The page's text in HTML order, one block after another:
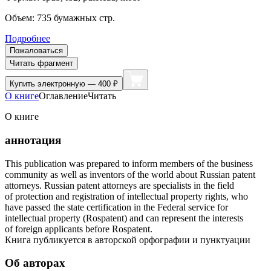
Объем: 735 бумажных стр.
Подробнее
Пожаловаться
Читать фрагмент
Купить электронную — 400 ₽
О книгеОглавлениеЧитать
О книге
аннотация
This publication was prepared to inform members of the business
community as well as inventors of the world about Russian patent
attorneys. Russian patent attorneys are specialists in the field
of protection and registration of intellectual property rights, who
have passed the state certification in the Federal service for
intellectual property (Rospatent) and can represent the interests
of foreign applicants before Rospatent.
Книга публикуется в авторской орфографии и пунктуации
Об авторах